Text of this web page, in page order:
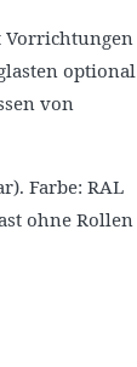
Vorrichtungen
optional
von
Farbe: RAL
ohne Rollen